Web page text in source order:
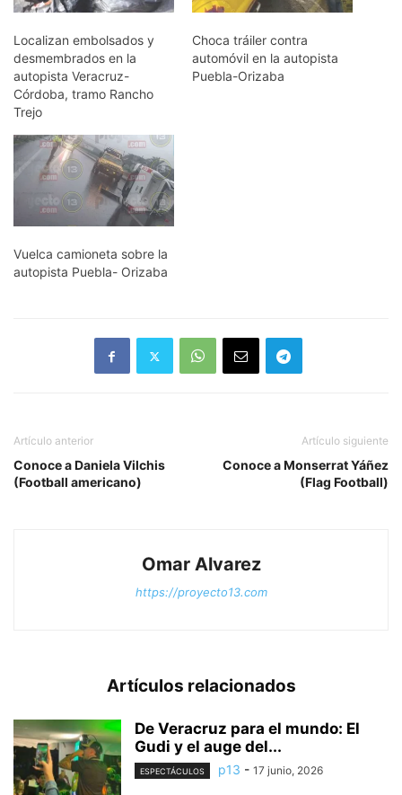
Localizan embolsados y
desmembrados en la
autopista Veracruz-
Córdoba, tramo Rancho
Trejo
Choca tráiler contra
automóvil en la autopista
Puebla-Orizaba
Vuelca camioneta sobre la
autopista Puebla- Orizaba
Artículo anterior
Conoce a Daniela Vilchis
(Football americano)
Artículo siguiente
Conoce a Monserrat Yáñez
(Flag Football)
Omar Alvarez
https://proyecto13.com
Artículos relacionados
De Veracruz para el mundo: El
Gudi y el auge del...
ESPECTÁCULOS p13 - 17 junio, 2026